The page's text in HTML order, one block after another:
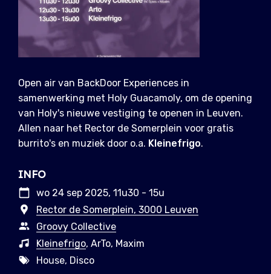
Open air van BackDoor Experiences in
samenwerking met Holy Guacamoly, om de opening
van Holy's nieuwe vestiging te openen in Leuven.
Allen naar het Rector de Somerplein voor gratis
burrito's en muziek door o.a. Kleinefrigo.
INFO
wo 24 sep 2025, 11u30 - 15u
Rector de Somerplein, 3000 Leuven
Groovy Collective
Kleinefrigo, ArTo, Maxim
House, Disco